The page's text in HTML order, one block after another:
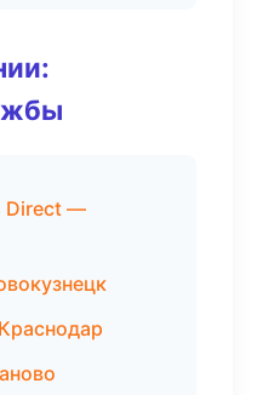
Direct —